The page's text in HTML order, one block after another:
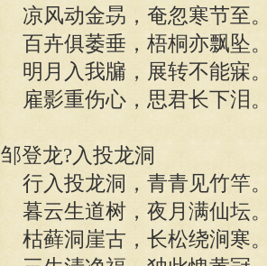
凉风动金昮，奄忽寒节至
百卉俱萎垂，梧桐亦飘坠
明月入我牖，展转不能寐
雇影重伤心，思君长下泪
邹登龙?入投龙洞
行入投龙洞，青青见竹竿
暮云生道树，夜月满仙坛
枯藓洞崖古，长松绕涧寒